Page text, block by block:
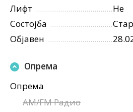
Лифт
Не
Состојба
Стар
Објавен
Опрема
Опрема
AM/FM Радио